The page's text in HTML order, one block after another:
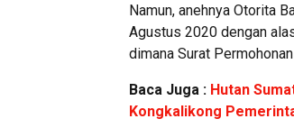
Namun, anehnya Otorita
Agustus 2020 dengan
dimana Surat
Baca Juga : Hutan
Kongkalikong